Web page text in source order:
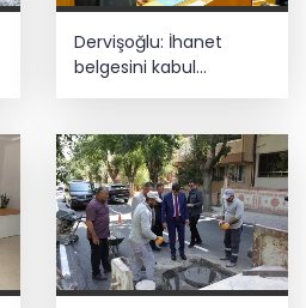
Dervişoğlu: İhanet
belgesini kabul
etmeyeceğiz